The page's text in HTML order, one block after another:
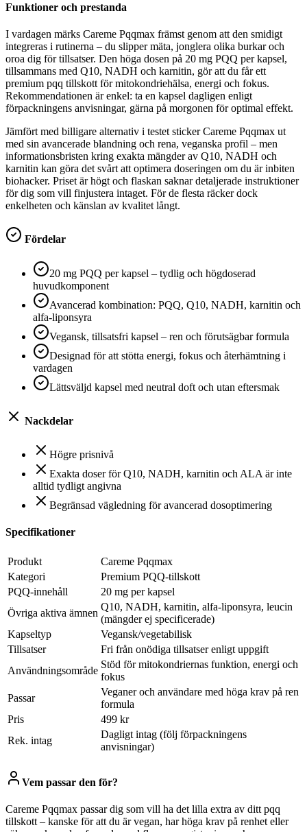
Funktioner och prestanda
I vardagen märks Careme Pqqmax främst genom att den smidigt
integreras i rutinerna – du slipper mäta, jonglera olika burkar och
oroa dig för tillsatser. Den höga dosen på 20 mg PQQ per kapsel,
tillsammans med Q10, NADH och karnitin, gör att du får ett
premium pqq tillskott för mitokondriehälsa, energi och fokus.
Rekommendationen är enkel: ta en kapsel dagligen enligt
förpackningens anvisningar, gärna på morgonen för optimal effekt.
Jämfört med billigare alternativ i testet sticker Careme Pqqmax ut
med sin avancerade blandning och rena, veganska profil – men
informationsbristen kring exakta mängder av Q10, NADH och
karnitin kan göra det svårt att optimera doseringen om du är inbiten
biohacker. Priset är högt och flaskan saknar detaljerade instruktioner
för dig som vill finjustera intaget. För de flesta räcker dock
enkelheten och känslan av kvalitet långt.
Fördelar
20 mg PQQ per kapsel – tydlig och högdoserad
huvudkomponent
Avancerad kombination: PQQ, Q10, NADH, karnitin och
alfa-liponsyra
Vegansk, tillsatsfri kapsel – ren och förutsägbar formula
Designad för att stötta energi, fokus och återhämtning i
vardagen
Lättsväljd kapsel med neutral doft och utan eftersmak
Nackdelar
Högre prisnivå
Exakta doser för Q10, NADH, karnitin och ALA är inte
alltid tydligt angivna
Begränsad vägledning för avancerad dosoptimering
Specifikationer
Produkt
Careme Pqqmax
Kategori
Premium PQQ-tillskott
PQQ-innehåll
20 mg per kapsel
Övriga aktiva ämnen
Q10, NADH, karnitin, alfa-liponsyra, leucin
(mängder ej specificerade)
Kapseltyp
Vegansk/vegetabilisk
Tillsatser
Fri från onödiga tillsatser enligt uppgift
Användningsområde
Stöd för mitokondriernas funktion, energi och
fokus
Passar
Veganer och användare med höga krav på ren
formula
Pris
499 kr
Rek. intag
Dagligt intag (följ förpackningens
anvisningar)
Vem passar den för?
Careme Pqqmax passar dig som vill ha det lilla extra av ditt pqq
tillskott – kanske för att du är vegan, har höga krav på renhet eller